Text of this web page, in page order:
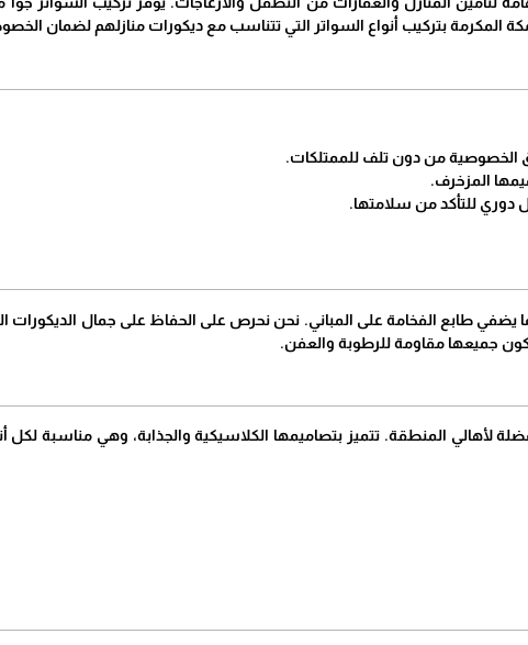
المكرمة بتركيب أنواع السواتر التي تتناسب مع ديكورات منازلهم لضمان
الخصوصية من دون تلف للممتلكات.
المزخرف.
دوري للتأكد من سلامتها.
يضفي طابع الفخامة على المباني. نحن نحرص على الحفاظ على جمال الديكورات
جميعها مقاومة للرطوبة والعفن.
لأهالي المنطقة. تتميز بتصاميمها الكلاسيكية والجذابة، وهي مناسبة لكل